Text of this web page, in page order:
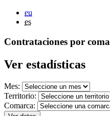
eu
es
Contrataciones por
Ver estadísticas
Mes:
Territorio:
Comarca: